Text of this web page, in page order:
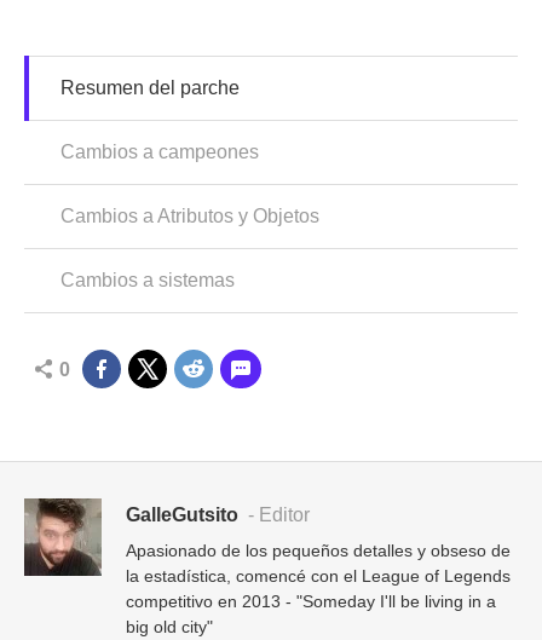
Resumen del parche
Cambios a campeones
Cambios a Atributos y Objetos
Cambios a sistemas
0
GalleGutsito - Editor
Apasionado de los pequeños detalles y obseso de
la estadística, comencé con el League of Legends
competitivo en 2013 - "Someday I'll be living in a
big old city"